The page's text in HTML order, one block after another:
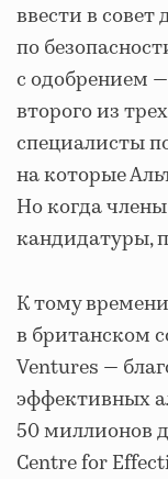
ввести в совет
по
с одобрением
второго из
специалисты
на которые
Но когда
кандидатуры,
К тому
в британском
Ventures —
эффективных
50 миллионов
Centre for